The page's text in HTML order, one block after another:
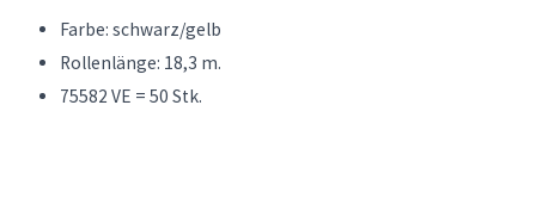
Farbe: schwarz/gelb
Rollenlänge: 18,3 m.
75582 VE = 50 Stk.